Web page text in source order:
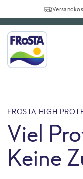
FROSTA HIGH
Viel
Keine